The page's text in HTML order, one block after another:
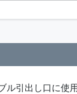
ル引出し口に使